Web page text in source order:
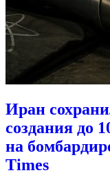
Иран
создания до
на
Times